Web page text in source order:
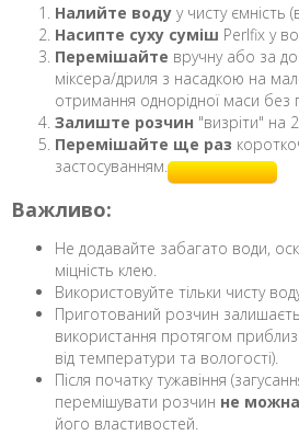
Налийте воду у чисту ємність
Насипте суху суміш Perlfix у
Перемішайте вручну або за
міксера/дриля з насадкою на
отримання однорідної маси без
Залиште розчин "визріти" на
Перемішайте ще раз
застосуванням.
Важливо:
Не додавайте забагато води,
міцність клею.
Використовуйте тільки чисту
Приготований розчин
використання протягом
від температури та вологості).
Після початку тужавіння
перемішувати розчин не можна
його властивостей.